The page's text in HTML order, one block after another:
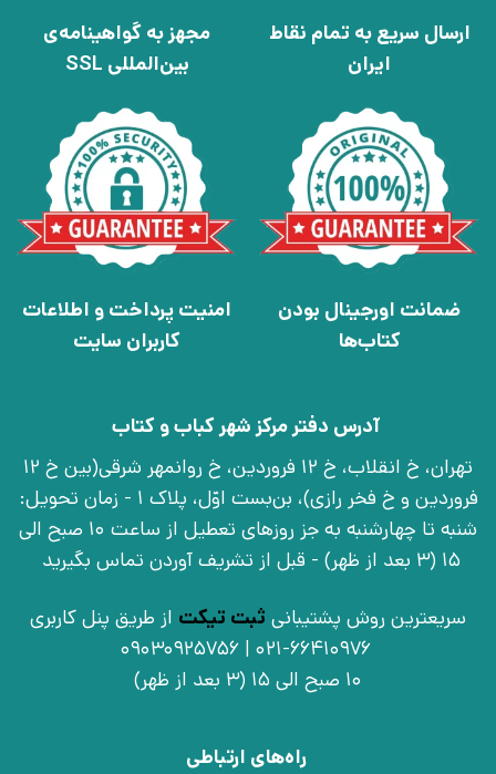
ارسال سریع به تمام نقاط
ایران
مجهز به گواهینامه‌ی
بین‌المللی SSL
ضمانت اورجینال بودن
کتاب‌ها
امنیت پرداخت و اطلاعات
کاربران سایت
آدرس دفتر مرکز شهر کباب و کتاب
تهران، خ انقلاب، خ 12 فروردین، خ روانمهر شرقی(بین خ 12
فروردین و خ فخر رازی)، بن‌بست اوّل، پلاک 1 - زمان تحویل:
شنبه تا چهارشنبه به جز روزهای تعطیل از ساعت 10 صبح الی
15 (3 بعد از ظهر) - قبل از تشریف آوردن تماس بگیرید
سریعترین روش پشتیبانی ثبت تیکت از طریق پنل کاربری
021-66410976 | 09030925756
10 صبح الی 15 (3 بعد از ظهر)
راه‌های ارتباطی